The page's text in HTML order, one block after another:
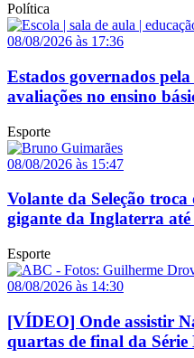
Política
08/08/2026 às 17:36
Estados governados
avaliações no ensino
Esporte
08/08/2026 às 15:47
Volante da Seleção troca
gigante da Inglaterra até
Esporte
08/08/2026 às 14:30
[VÍDEO] Onde assistir
quartas de final da Série